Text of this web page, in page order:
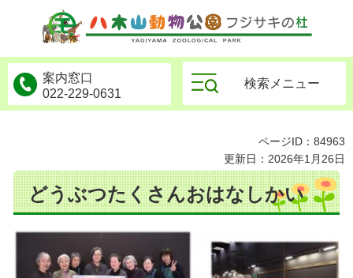
公園フジサキの杜
案内窓口
022-229-0631
検索メニュー
ページID：84963
更新日：2026年1月26日
どうぶつたくさんおはなしかい